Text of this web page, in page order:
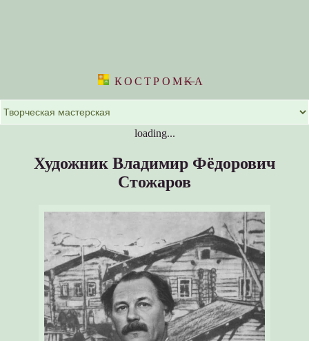
КОСТРОМKА
loading...
Художник Владимир Фёдорович
Стожаров